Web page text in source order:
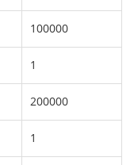
100000
1
200000
1